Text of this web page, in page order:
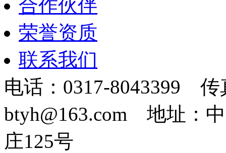
合作伙伴
荣誉资质
联系我们
电话：0317-8043399
btyh@163.com 地址：
庄125号